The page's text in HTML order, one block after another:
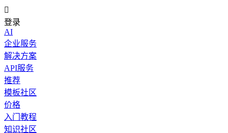

登录
AI
企业服务
解决方案
API服务
推荐
模板社区
价格
入门教程
知识社区